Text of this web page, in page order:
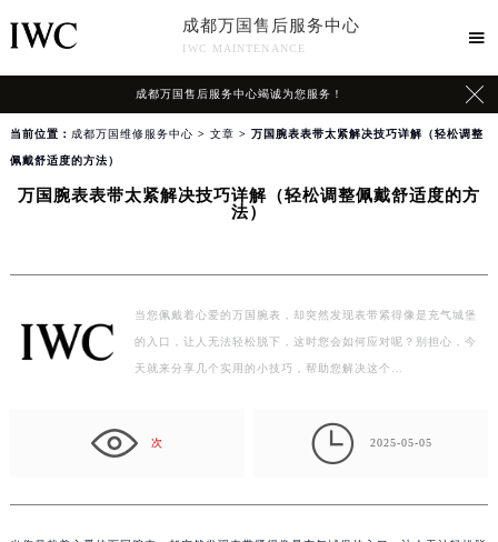
成都万国售后服务中心
IWC MAINTENANCE

成都万国售后服务中心竭诚为您服务！ 
当前位置： 成都万国维修服务中心 > 文章 > 万国腕表表带太紧解决技巧详解（轻松调整
佩戴舒适度的方法）
万国腕表表带太紧解决技巧详解（轻松调整佩戴舒适度的方
法）
当您佩戴着心爱的万国腕表，却突然发现表带紧得像是充气城堡
的入口，让人无法轻松脱下，这时您会如何应对呢？别担心，今
天就来分享几个实用的小技巧，帮助您解决这个…
次  2025-05-05